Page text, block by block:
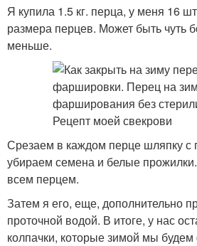
Я купила 1.5 кг. перца, у меня 16
размера перцев. Может быть чуть
меньше.
Срезаем в каждом перце шляпку с
убираем семена и белые
всем перцем.
Затем я его, еще, дополнительно
проточной водой. В итоге, у нас
колпачки, которые зимой мы